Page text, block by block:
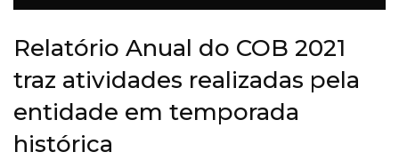
Relatório Anual do COB 2021
traz atividades realizadas pela
entidade em temporada
histórica